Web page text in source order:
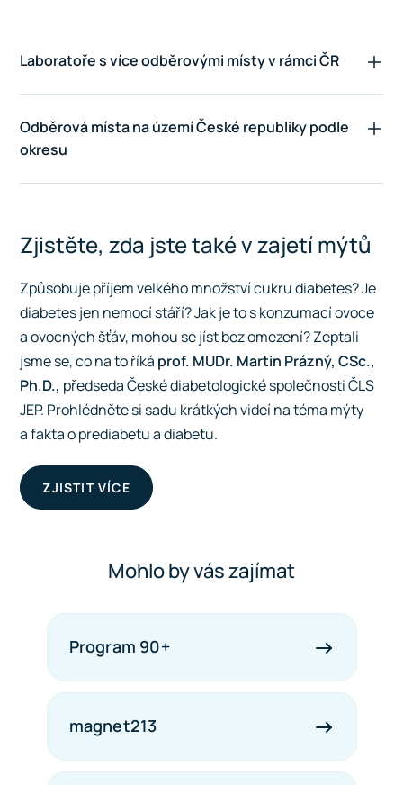
Laboratoře s více odběrovými místy v rámci ČR
Odběrová místa na území České republiky podle
okresu
Zjistěte, zda jste také v zajetí mýtů
Způsobuje příjem velkého množství cukru diabetes? Je
diabetes jen nemocí stáří? Jak je to s konzumací ovoce
a ovocných šťáv, mohou se jíst bez omezení? Zeptali
jsme se, co na to říká prof. MUDr. Martin Prázný, CSc.,
Ph.D., předseda České diabetologické společnosti ČLS
JEP. Prohlédněte si sadu krátkých videí na téma mýty
a fakta o prediabetu a diabetu.
ZJISTIT VÍCE
Mohlo by vás zajímat
Program 90+
magnet213